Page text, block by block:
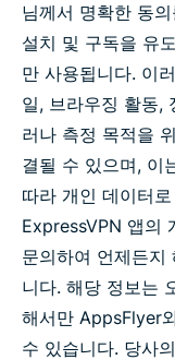
님께서 명확한 동
설치 및 구독을 유
만 사용됩니다. 이
일, 브라우징 활동,
러나 측정 목적을
결될 수 있으며, 이
따라 개인 데이터
ExpressVPN 앱의
문의하여 언제든지
니다. 해당 정보는
해서만 AppsFlyer
수 있습니다. 당사